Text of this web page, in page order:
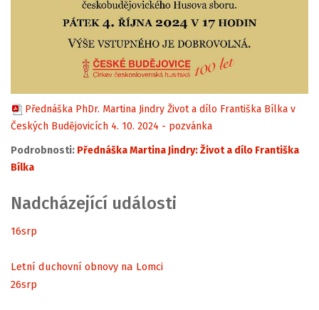
Přednáška PhDr. Martina Jindry Život a dílo Františka Bílka v
Českých Budějovicích 4. 10. 2024 - pozvánka
Podrobnosti: Přednáška Martina Jindry: Život a dílo Františka
Bílka
Nadcházející události
16srp
Letní duchovní obnovy na Lomci
26srp